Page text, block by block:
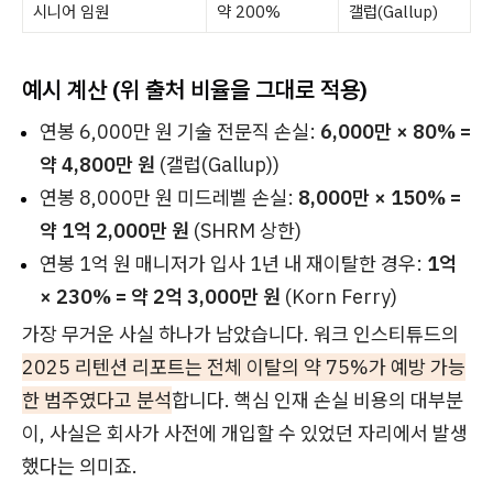
시니어 임원
약 200% 갤럽(Gallup)
예시 계산 (위 출처 비율을 그대로 적용)
연봉 6,000만 원 기술 전문직 손실: 6,000만 × 80% =
약 4,800만 원 (갤럽(Gallup))
연봉 8,000만 원 미드레벨 손실: 8,000만 × 150% =
약 1억 2,000만 원 (SHRM 상한)
연봉 1억 원 매니저가 입사 1년 내 재이탈한 경우: 1억
× 230% = 약 2억 3,000만 원 (Korn Ferry)
가장 무거운 사실 하나가 남았습니다. 워크 인스티튜드의
2025 리텐션 리포트는 전체 이탈의 약 75%가 예방 가능
한 범주였다고 분석합니다. 핵심 인재 손실 비용의 대부분
이, 사실은 회사가 사전에 개입할 수 있었던 자리에서 발생
했다는 의미죠.